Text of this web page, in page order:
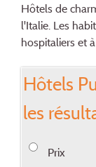
Hôtels de
l'Italie. Les
hospitaliers et
Hôtels
les
Prix